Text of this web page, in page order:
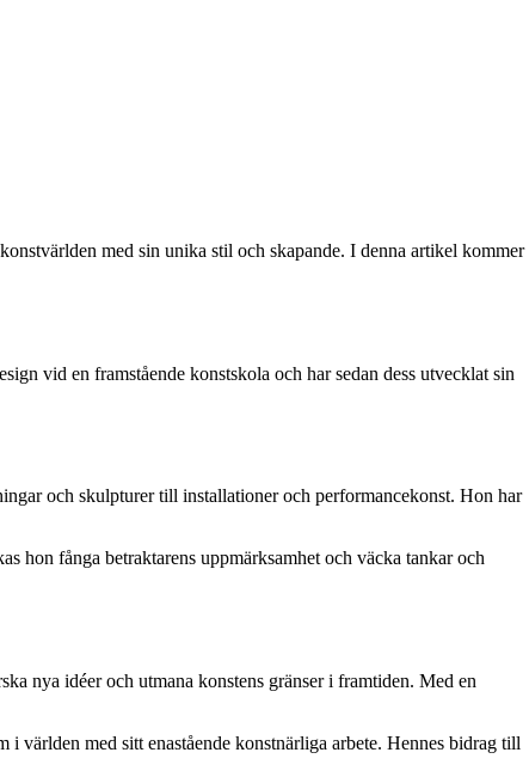
med sin unika stil och skapande. I denna artikel kommer
vid en framstående konstskola och har sedan dess utvecklat sin
och skulpturer till installationer och performancekonst. Hon har
hon fånga betraktarens uppmärksamhet och väcka tankar och
nya idéer och utmana konstens gränser i framtiden. Med en
världen med sitt enastående konstnärliga arbete. Hennes bidrag till